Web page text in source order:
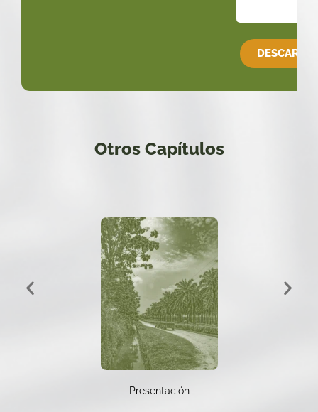
Otros Capítulos
Presentación